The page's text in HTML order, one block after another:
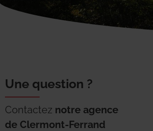
Une question ?
Contactez notre agence
de Clermont-Ferrand